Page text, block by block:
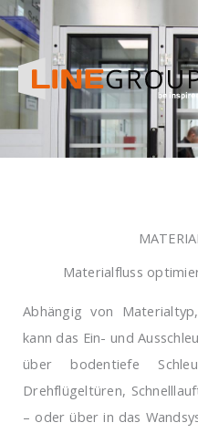
Zum
Inhalt
springen
Materialfluss
Abhängig von
kann das Ein- und
über bodentiefe
Drehflügeltüren,
– oder über in das